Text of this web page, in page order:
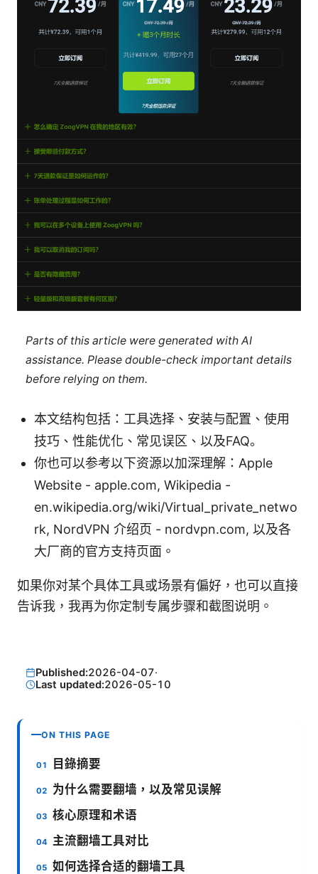
Parts of this article were generated with AI
assistance. Please double-check important details
before relying on them.
本文结构包括：工具选择、安装与配置、使用
技巧、性能优化、常见误区、以及FAQ。
你也可以参考以下资源以加深理解：Apple
Website - apple.com, Wikipedia -
en.wikipedia.org/wiki/Virtual_private_netwo
rk, NordVPN 介绍页 - nordvpn.com, 以及各
大厂商的官方支持页面。
如果你对某个具体工具或场景有偏好，也可以直接
告诉我，我再为你定制专属步骤和截图说明。
Published:2026-04-07·
Last updated:2026-05-10
ON THIS PAGE
目錄摘要
为什么需要翻墙，以及常见误解
核心原理和术语
主流翻墙工具对比
如何选择合适的翻墙工具